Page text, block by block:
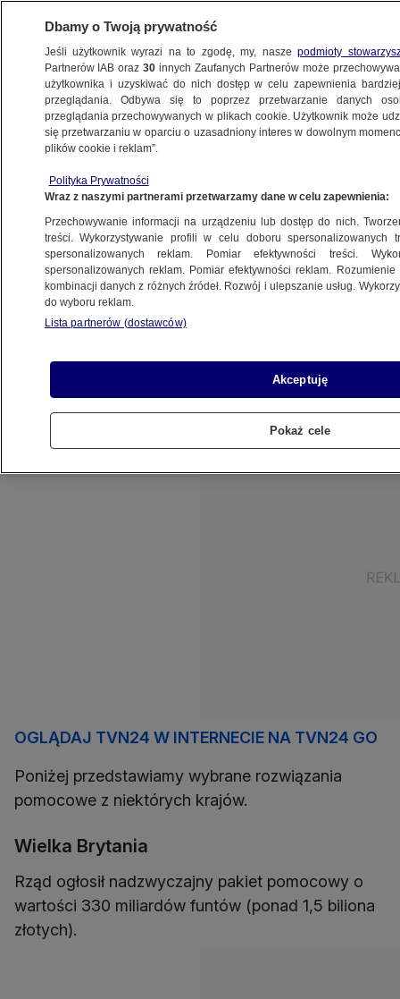
ŚWIAT
pandemii? Pomysły innych państw
18.03.2020, 17:59
Udostępnij
Kolejne państwa ogłaszają programy, które mają
zamierzają przeznaczyć 1 bilion dolarów, Wielka
Brytania - 330 miliardy funtów, a Hiszpania - 200
miliardów euro. Do kogo trafią te środki?
OGLĄDAJ TVN24 W INTERNECIE NA TVN24 GO
Poniżej przedstawiamy wybrane rozwiązania
pomocowe z niektórych krajów.
Wielka Brytania
Rząd ogłosił nadzwyczajny pakiet pomocowy o
wartości 330 miliardów funtów (ponad 1,5 biliona
złotych).
Dbamy o Twoją prywatność
Jeśli użytkownik wyrazi na to zgodę, my, naszepodmioty
Partnerów IAB oraz30 innych Zaufanych Partnerów może
użytkownika i uzyskiwać do nich dostęp w celu zapewnienia
przeglądania. Odbywa się to poprzez przetwarzanie danych
przeglądania przechowywanych w plikach cookie. Użytkownik może
się przetwarzaniu w oparciu o uzasadniony interes w dowolnym
plików cookie i reklam”.
Polityka Prywatności
Wraz z naszymi partnerami przetwarzamy dane w celu zapewnienia:
Przechowywanie informacji na urządzeniu lub dostęp do nich.
treści. Wykorzystywanie profili w celu doboru spersonalizowanych
spersonalizowanych reklam. Pomiar efektywności treści.
spersonalizowanych reklam. Pomiar efektywności reklam.
kombinacji danych z różnych źródeł. Rozwój i ulepszanie usług.
do wyboru reklam.
Lista partnerów (dostawców)
Akceptuję
Pokaż cele